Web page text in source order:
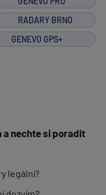
RADARY BRNO
GENEVO GPS+
a nechte si poradit
legální?